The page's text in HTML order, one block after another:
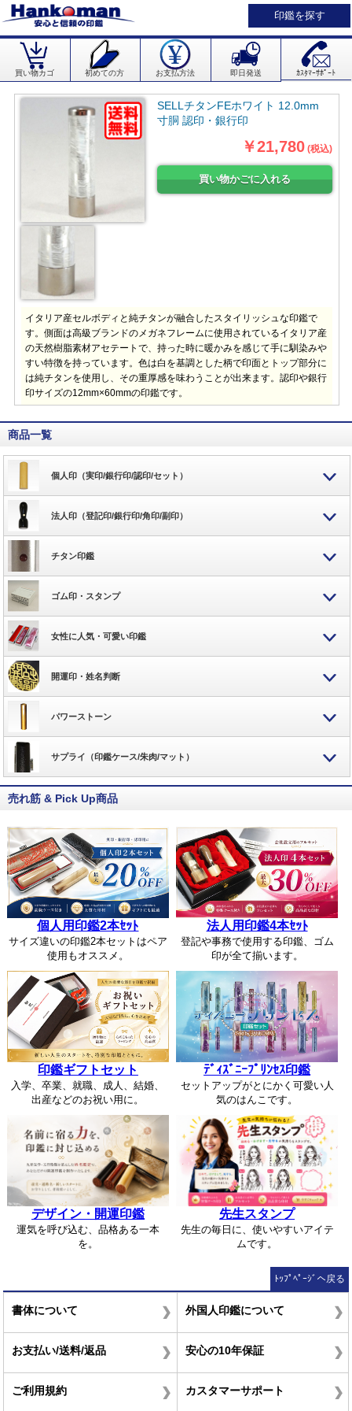
印鑑を探す
買い物カゴ 初めての方 お支払方法 即日発送 ｶｽﾀﾏｰｻﾎﾟｰﾄ
SELLチタンFEホワイト 12.0mm
寸胴 認印・銀行印
￥21,780 (税込)
イタリア産セルボディと純チタンが融合したスタイリッシュな印鑑で
す。側面は高級ブランドのメガネフレームに使用されているイタリア産
の天然樹脂素材アセテートで、持った時に暖かみを感じて手に馴染みや
すい特徴を持っています。色は白を基調とした柄で印面とトップ部分に
は純チタンを使用し、その重厚感を味わうことが出来ます。認印や銀行
印サイズの12mm×60mmの印鑑です。
商品一覧
個人印（実印/銀行印/認印/セット）
法人印（登記印/銀行印/角印/副印）
チタン印鑑
ゴム印・スタンプ
女性に人気・可愛い印鑑
開運印・姓名判断
パワーストーン
サプライ（印鑑ケース/朱肉/マット）
売れ筋 & Pick Up商品
個人用印鑑2本ｾｯﾄ
サイズ違いの印鑑2本セットはペア
使用もオススメ。
法人用印鑑4本ｾｯﾄ
登記や事務で使用する印鑑、ゴム
印が全て揃います。
印鑑ギフトセット
入学、卒業、就職、成人、結婚、
出産などのお祝い用に。
ﾃﾞｨｽﾞﾆｰﾌﾟﾘﾝｾｽ印鑑
セットアップがとにかく可愛い人
気のはんこです。
デザイン・開運印鑑
運気を呼び込む、品格ある一本
を。
先生スタンプ
先生の毎日に、使いやすいアイテ
ムです。
ﾄｯﾌﾟﾍﾟｰｼﾞへ戻る
書体について 外国人印鑑について
お支払い/送料/返品 安心の10年保証
ご利用規約 カスタマーサポート